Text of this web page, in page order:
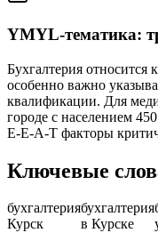
YMYL-тематика:
Бухгалтерия
особенно важно
квалификации. Для
городе с населением
E-E-A-T факторы
Ключевые
бухгалтерия
Курск
бухгалтерия
в Курске